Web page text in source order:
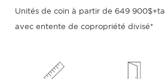
Unités de coin à partir de 649
avec entente de copropriété divisé*